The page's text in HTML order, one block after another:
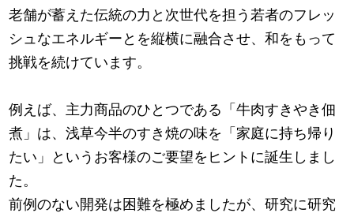
老舗が蓄えた伝統の力と次世代を担う若者のフレッ
シュなエネルギーとを縦横に融合させ、和をもって
挑戦を続けています。
例えば、主力商品のひとつである「牛肉すきやき佃
煮」は、浅草今半のすき焼の味を「家庭に持ち帰り
たい」というお客様のご要望をヒントに誕生しまし
た。
前例のない開発は困難を極めましたが、研究に研究